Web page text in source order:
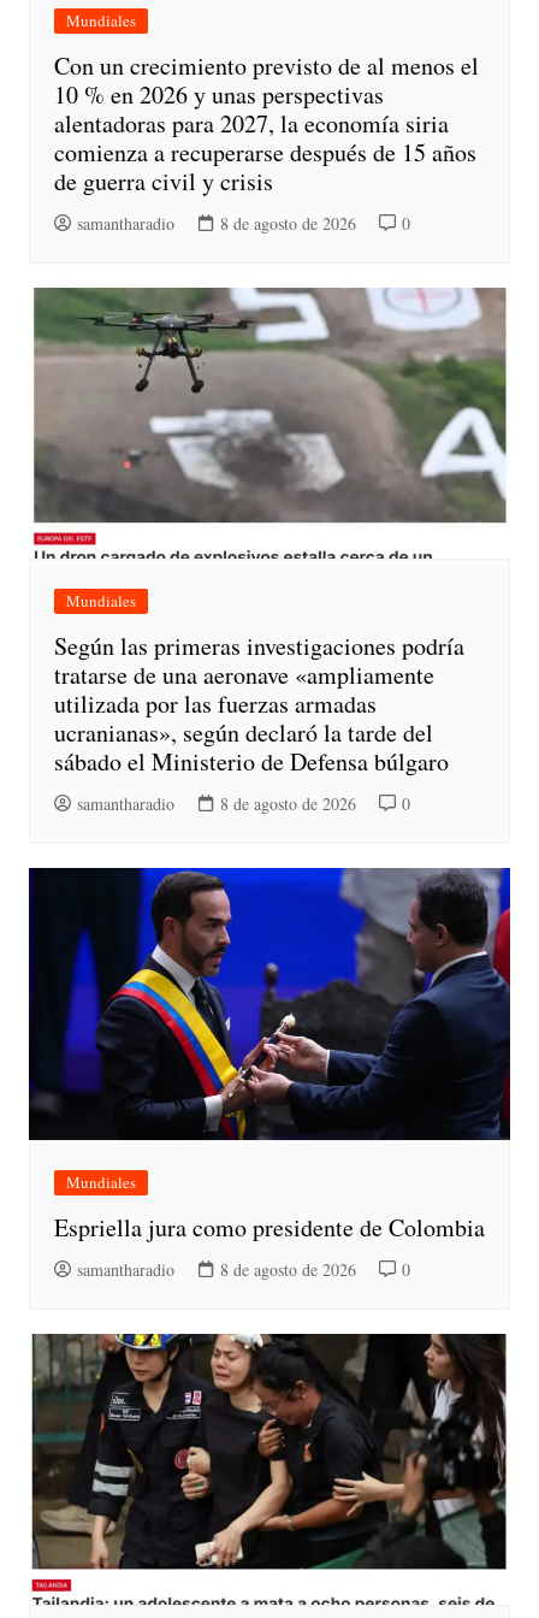
Mundiales
Con un crecimiento previsto de al menos el
10 % en 2026 y unas perspectivas
alentadoras para 2027, la economía siria
comienza a recuperarse después de 15 años
de guerra civil y crisis
samantharadio 8 de agosto de 2026 0
Mundiales
Según las primeras investigaciones podría
tratarse de una aeronave «ampliamente
utilizada por las fuerzas armadas
ucranianas», según declaró la tarde del
sábado el Ministerio de Defensa búlgaro
samantharadio 8 de agosto de 2026 0
Mundiales
Espriella jura como presidente de Colombia
samantharadio 8 de agosto de 2026 0